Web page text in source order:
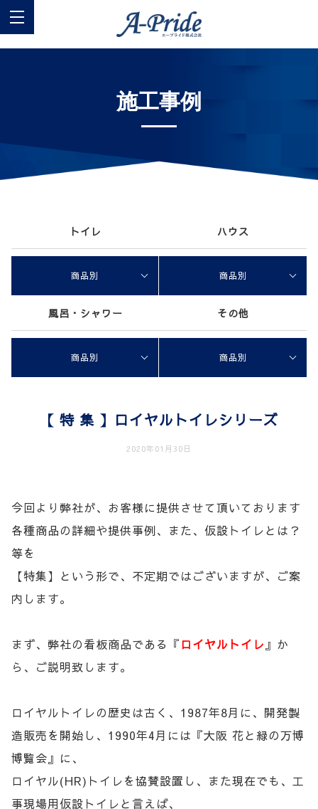
施工事例
トイレ ハウス
商品別 商品別
風呂・シャワー その他
商品別 商品別
【 特 集 】ロイヤルトイレシリーズ
2020年01月30日
今回より弊社が、お客様に提供させて頂いております
各種商品の詳細や提供事例、また、仮設トイレとは？
等を
【特集】という形で、不定期ではございますが、ご案
内します。
まず、弊社の看板商品である『ロイヤルトイレ 』か
ら、ご説明致します。
ロイヤルトイレの歴史は古く、1987年8月に、開発製
造販売を開始し、1990年4月には『大阪 花と緑の万博
博覧会』に、
ロイヤル(HR)トイレを協賛設置し、また現在でも、工
事現場用仮設トイレと言えば、